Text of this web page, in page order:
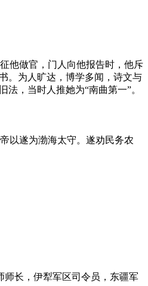
他做官，门人向他报告时，他斥
。为人旷达，博学多闻，诗文与
，当时人推她为“南曲第一”。
以遂为渤海太守。遂劝民务农
师长，伊犁军区司令员，东疆军